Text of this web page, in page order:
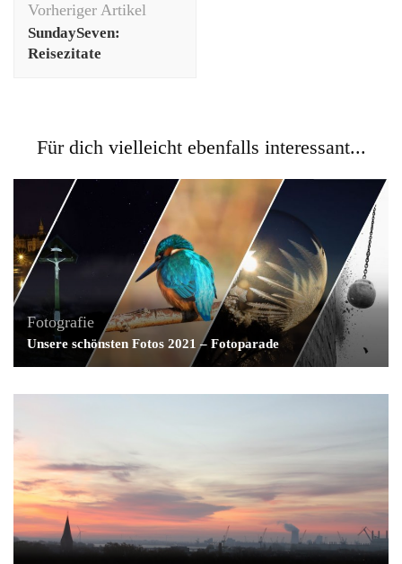
Vorheriger Artikel
SundaySeven:
Reisezitate
Für dich vielleicht ebenfalls interessant...
Fotografie
Unsere schönsten Fotos 2021 – Fotoparade